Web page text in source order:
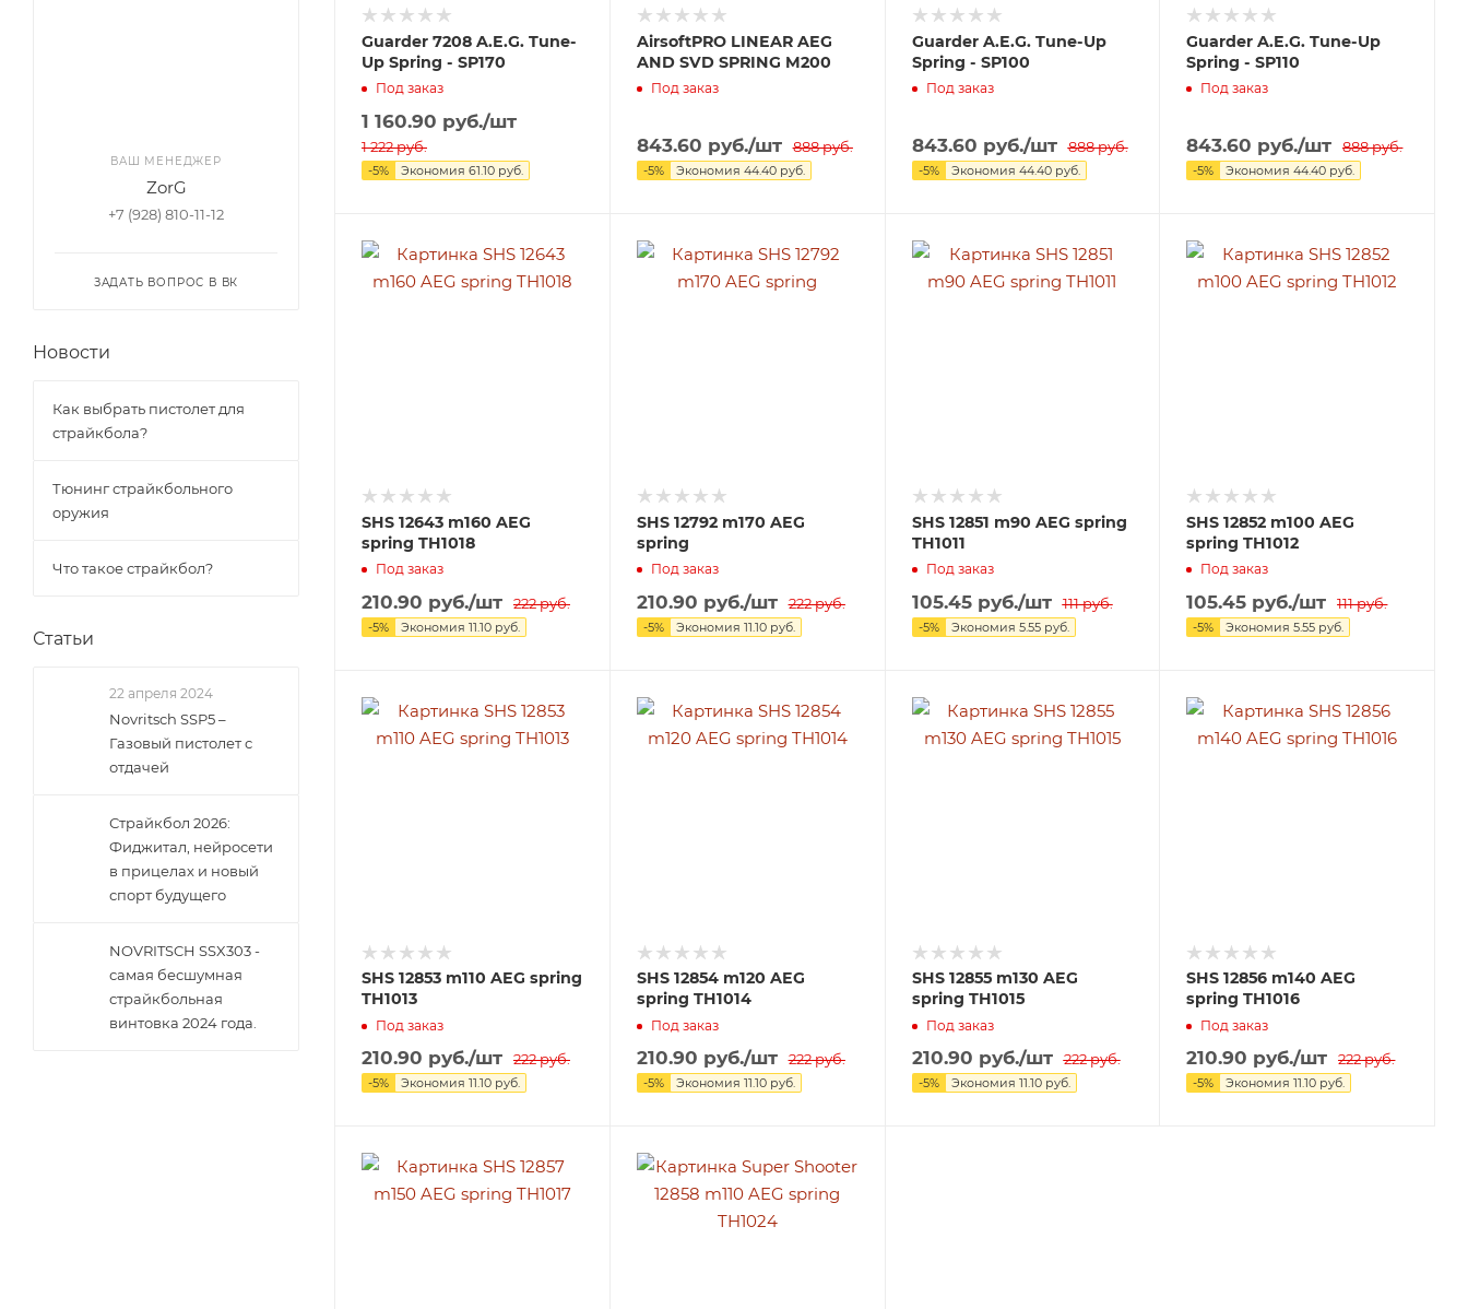
Guarder 7208 A.E.G. Tune-
Up Spring - SP170
Под заказ
1 160.90 руб./шт
1 222руб.
-5% Экономия 61.10 руб.
AirsoftPRO LINEAR AEG
AND SVD SPRING M200
Под заказ
843.60 руб./шт 888руб.
-5% Экономия 44.40руб.
Guarder A.E.G. Tune-Up
Spring - SP100
Под заказ
843.60 руб./шт 888руб.
-5% Экономия 44.40руб.
Guarder A.E.G. Tune-Up
Spring - SP110
Под заказ
843.60 руб./шт 888руб.
-5% Экономия44.40 руб.
SHS 12643 m160 AEG
spring TH1018
Под заказ
210.90 руб./шт 222руб.
-5% Экономия 11.10 руб.
SHS 12792 m170 AEG
spring
Под заказ
210.90 руб./шт 222руб.
-5% Экономия 11.10руб.
SHS 12851 m90 AEG spring
TH1011
Под заказ
105.45руб./шт 111руб.
-5% Экономия 5.55руб.
SHS 12852 m100 AEG
spring TH1012
Под заказ
105.45 руб./шт 111руб.
-5% Экономия5.55 руб.
SHS 12853 m110 AEG spring
TH1013
Под заказ
210.90 руб./шт 222руб.
-5% Экономия 11.10 руб.
SHS 12854 m120 AEG
spring TH1014
Под заказ
210.90 руб./шт 222руб.
-5% Экономия 11.10руб.
SHS 12855 m130 AEG
spring TH1015
Под заказ
210.90 руб./шт 222руб.
-5% Экономия 11.10руб.
SHS 12856 m140 AEG
spring TH1016
Под заказ
210.90 руб./шт 222руб.
-5% Экономия11.10 руб.
ВАШ МЕНЕДЖЕР
ZorG
+7 (928) 810-11-12
ЗАДАТЬ ВОПРОС В ВК
Новости
Как выбрать пистолет для
страйкбола?
Тюнинг страйкбольного
оружия
Что такое страйкбол?
Статьи
22 апреля 2024
Novritsch SSP5 –
Газовый пистолет с
отдачей
Страйкбол 2026:
Фиджитал, нейросети
в прицелах и новый
спорт будущего
NOVRITSCH SSX303 -
самая бесшумная
страйкбольная
винтовка 2024 года.